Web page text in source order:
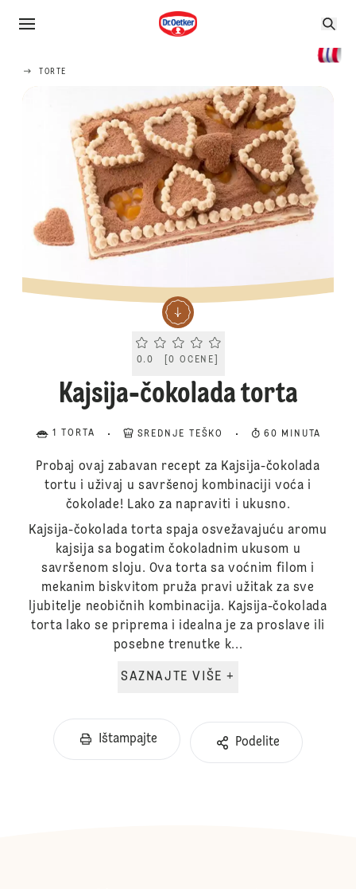
TORTE
Current rating 0.0. Click to rate.
0.0 [0 OCENE
Kajsija-čokolada torta
1 TORTA SREDNJE TEŠKO 60 MINUTA
Probaj ovaj zabavan recept za Kajsija-čokolada
tortu i uživaj u savršenoj kombinaciji voća i
čokolade! Lako za napraviti i ukusno.
Kajsija-čokolada torta spaja osvežavajuću aromu
kajsija sa bogatim čokoladnim ukusom u
savršenom sloju. Ova torta sa voćnim filom i
mekanim biskvitom pruža pravi užitak za sve
ljubitelje neobičnih kombinacija. Kajsija-čokolada
torta lako se priprema i idealna je za proslave ili
posebne trenutke k...
SAZNAJTE VIŠE +
Ištampajte Podelite